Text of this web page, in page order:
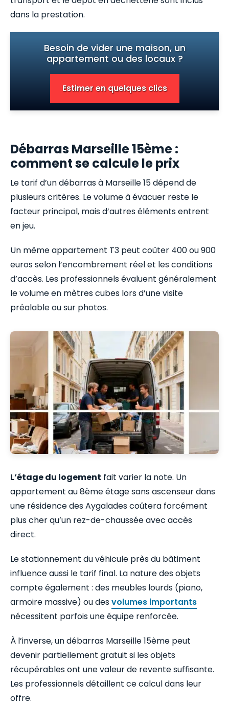
dans la prestation.
Besoin de vider une maison, un
appartement ou des locaux ?
Estimer en quelques clics
Débarras Marseille 15ème :
comment se calcule le prix
Le tarif d’un débarras à Marseille 15 dépend de
plusieurs critères. Le volume à évacuer reste le
facteur principal, mais d’autres éléments entrent
en jeu.
Un même appartement T3 peut coûter 400 ou 900
euros selon l’encombrement réel et les conditions
d’accès. Les professionnels évaluent généralement
le volume en mètres cubes lors d’une visite
préalable ou sur photos.
L’étage du logement fait varier la note. Un
appartement au 8ème étage sans ascenseur dans
une résidence des Aygalades coûtera forcément
plus cher qu’un rez-de-chaussée avec accès
direct.
Le stationnement du véhicule près du bâtiment
influence aussi le tarif final. La nature des objets
compte également : des meubles lourds (piano,
armoire massive) ou desvolumes importants
nécessitent parfois une équipe renforcée.
À l’inverse, un débarras Marseille 15ème peut
devenir partiellement gratuit si les objets
récupérables ont une valeur de revente suffisante.
Les professionnels détaillent ce calcul dans leur
offre.